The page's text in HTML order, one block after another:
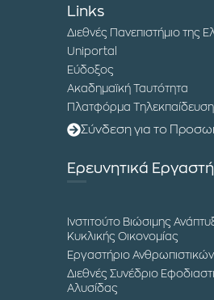
Links
Διεθνές Πανεπιστήμιο της
Uniportal
Εύδοξος
Ακαδημαϊκή Ταυτότητα
Πλατφόρμα
Σύνδεση για το
Ερευνητικά
Ινστιτούτο Βιώσιμης
Κυκλικής Οικονομίας
Εργαστήριο
Διεθνές Συνέδριο
Αλυσίδας